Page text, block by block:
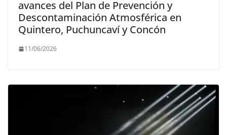
avances del Plan de Prevención y
Descontaminación Atmosférica en
Quintero, Puchuncaví y Concón
11/06/2026